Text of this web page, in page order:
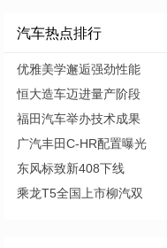
汽车热点排行
优雅美学邂逅强劲性能
恒大造车迈进量产阶段
福田汽车举办技术成果
广汽丰田C-HR配置曝光
东风标致新408下线
乘龙T5全国上市柳汽双